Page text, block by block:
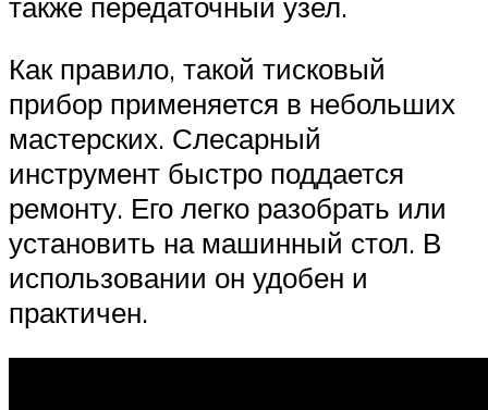
Как правило, такой тисковый
прибор применяется в небольших
мастерских. Слесарный
инструмент быстро поддается
ремонту. Его легко разобрать или
установить на машинный стол. В
использовании он удобен и
практичен.